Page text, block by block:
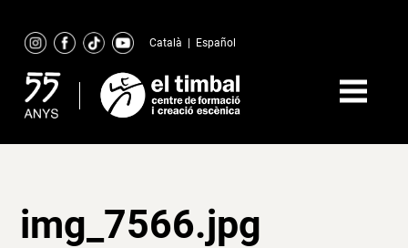
content
Català Español
img_7566.jpg